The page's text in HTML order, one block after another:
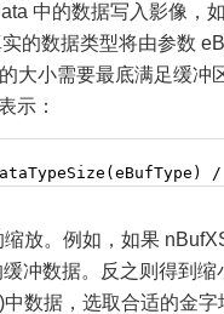
中的数据写入影像，
的数据类型将由参数
大小需要最底满足缓冲
示：
放。例如，如果
冲数据。反之则得到缩
数据，选取合适的金